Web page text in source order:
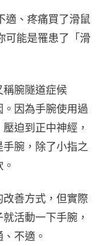
適、疼痛買了滑鼠
可能是罹患了「滑
稱腕隧道症候
因為手腕使用過
迫到正中神經，
腕，除了小指之
善方式，但實際
活動一下手腕，
不適。